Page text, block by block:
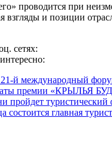
проводится при
взгляды и позиции
сетях:
21-й международный
премии «КРЫЛЬЯ
пройдет
состоится главная